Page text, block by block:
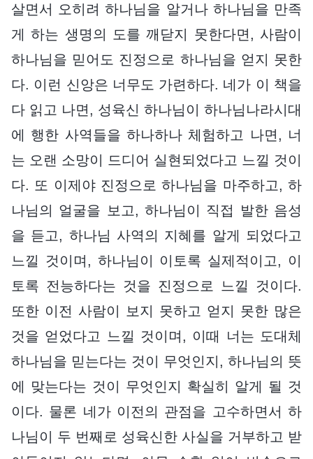
살면서 오히려 하나님을 알거나 하나님을 만족
게 하는 생명의 도를 깨닫지 못한다면, 사람이
하나님을 믿어도 진정으로 하나님을 얻지 못한
다. 이런 신앙은 너무도 가련하다. 네가 이 책을
다 읽고 나면, 성육신 하나님이 하나님나라시대
에 행한 사역들을 하나하나 체험하고 나면, 너
는 오랜 소망이 드디어 실현되었다고 느낄 것이
다. 또 이제야 진정으로 하나님을 마주하고, 하
나님의 얼굴을 보고, 하나님이 직접 발한 음성
을 듣고, 하나님 사역의 지혜를 알게 되었다고
느낄 것이며, 하나님이 이토록 실제적이고, 이
토록 전능하다는 것을 진정으로 느낄 것이다.
또한 이전 사람이 보지 못하고 얻지 못한 많은
것을 얻었다고 느낄 것이며, 이때 너는 도대체
하나님을 믿는다는 것이 무엇인지, 하나님의 뜻
에 맞는다는 것이 무엇인지 확실히 알게 될 것
이다. 물론 네가 이전의 관점을 고수하면서 하
나님이 두 번째로 성육신한 사실을 거부하고 받